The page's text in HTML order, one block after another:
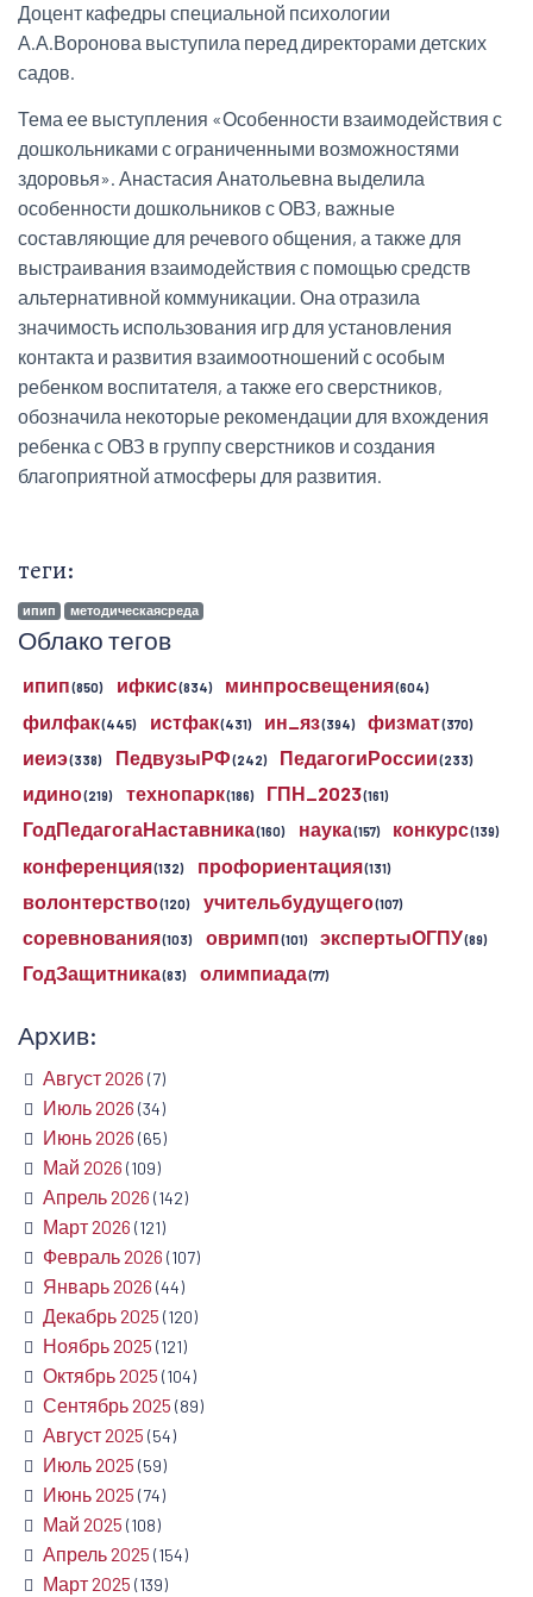
Доцент кафедры специальной психологии
А.А.Воронова выступила перед директорами детских
садов.
Тема ее выступления «Особенности взаимодействия с
дошкольниками с ограниченными возможностями
здоровья». Анастасия Анатольевна выделила
особенности дошкольников с ОВЗ, важные
составляющие для речевого общения, а также для
выстраивания взаимодействия с помощью средств
альтернативной коммуникации. Она отразила
значимость использования игр для установления
контакта и развития взаимоотношений с особым
ребенком воспитателя, а также его сверстников,
обозначила некоторые рекомендации для вхождения
ребенка с ОВЗ в группу сверстников и создания
благоприятной атмосферы для развития.
теги:
ипип методическаясреда
Облако тегов
ипип(850) ифкис(834) минпросвещения(604)
филфак(445) истфак(431) ин_яз(394) физмат(370)
иеиэ(338) ПедвузыРФ(242) ПедагогиРоссии(233)
идино(219) технопарк(186) ГПН_2023(161)
ГодПедагогаНаставника(160) наука(157) конкурс(139)
конференция(132) профориентация(131)
волонтерство(120) учительбудущего(107)
соревнования(103) овримп(101) экспертыОГПУ(89)
ГодЗащитника(83) олимпиада(77)
Архив:
Август 2026 (7)
Июль 2026 (34)
Июнь 2026 (65)
Май 2026 (109)
Апрель 2026 (142)
Март 2026 (121)
Февраль 2026 (107)
Январь 2026 (44)
Декабрь 2025 (120)
Ноябрь 2025 (121)
Октябрь 2025 (104)
Сентябрь 2025 (89)
Август 2025 (54)
Июль 2025 (59)
Июнь 2025 (74)
Май 2025 (108)
Апрель 2025 (154)
Март 2025 (139)